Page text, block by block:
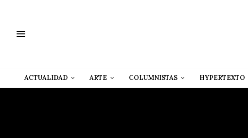
ACTUALIDAD ARTE COLUMNISTAS HYPERTEXTO